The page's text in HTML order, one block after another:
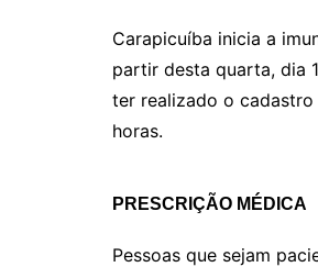
at
s
A
p
p
c
e
b
o
k
itt
er
p
y
Li
k
Carapicuíba inicia a
partir desta quarta, dia
ter realizado o
horas.
PRESCRIÇÃO MÉDICA
Pessoas que sejam